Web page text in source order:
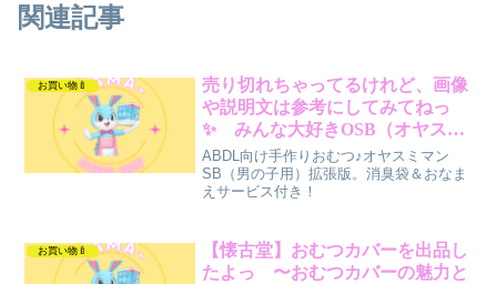
関連記事
お買い物🍼
売り切れちゃってるけれど、画像
や説明文は参考にしてみてねっ
✨ みんな大好きOSB（オヤスミ
マンスーパービッグ）男の子用
ABDL向け手作りおむつ♪オヤスミマン
SB（男の子用）拡張版。消臭袋＆おなま
えサービス付き！
お買い物🍼
【懐古堂】おむつカバーを出品し
たよっ 〜おむつカバーの魅力と